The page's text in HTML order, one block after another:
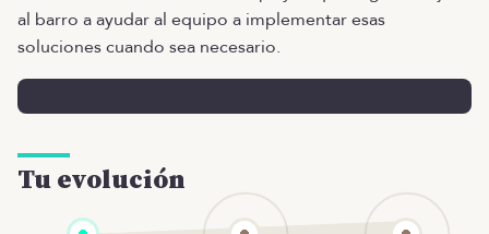
al barro a ayudar al equipo a implementar esas
soluciones cuando sea necesario.
Tu evolución